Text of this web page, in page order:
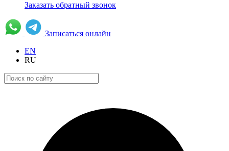
Заказать обратный звонок
Записаться онлайн
EN
RU